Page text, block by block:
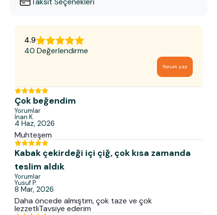
4.9
40 Değerlendirme
Yorum yaz
Çok beğendim
Yorumlar
İnan K.
4 Haz, 2026
Muhteşem
Kabak çekirdeği içi çiğ, çok kısa zamanda
teslim aldık
Yorumlar
YusufP.
8 Mar, 2026
Daha öncede almıştım, çok taze ve çok
lezzetliTavsiye ederim